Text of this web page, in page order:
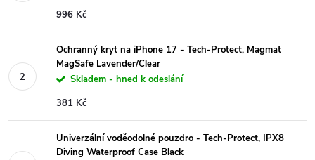
996 Kč
Ochranný kryt na iPhone 17 - Tech-Protect, Magmat
MagSafe Lavender/Clear
Skladem - hned k odeslání
381 Kč
Univerzální voděodolné pouzdro - Tech-Protect, IPX8
Diving Waterproof Case Black